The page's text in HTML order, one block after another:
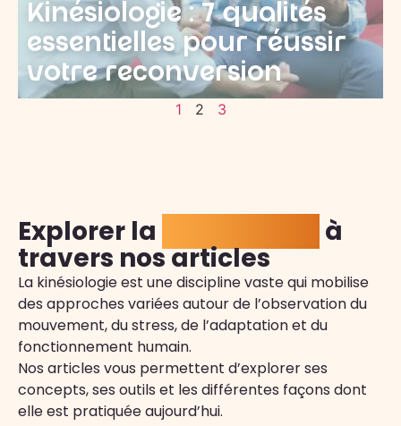
Kinésiologie : 7 qualités
essentielles pour réussir
votre reconversion
1 2 3
Explorer la à
travers nos articles
La kinésiologie est une discipline vaste qui mobilise
des approches variées autour de l’observation du
mouvement, du stress, de l’adaptation et du
fonctionnement humain.
Nos articles vous permettent d’explorer ses
concepts, ses outils et les différentes façons dont
elle est pratiquée aujourd’hui.